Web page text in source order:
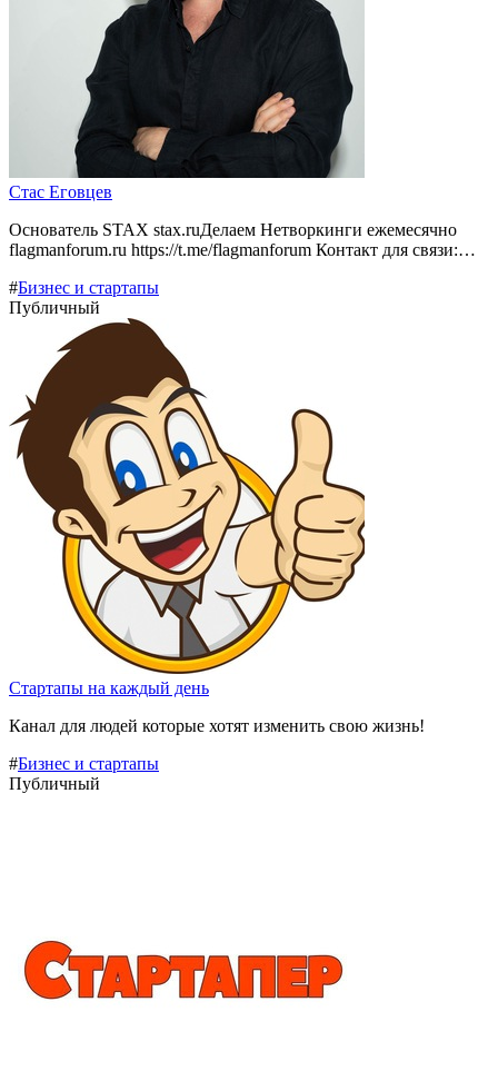
Стас Еговцев
Основатель STAX stax.ruДелаем Нетворкинги ежемесячно
flagmanforum.ru https://t.me/flagmanforum Контакт для связи:…
#Бизнес и стартапы
Публичный
Стартапы на каждый день
Канал для людей которые хотят изменить свою жизнь!
#Бизнес и стартапы
Публичный